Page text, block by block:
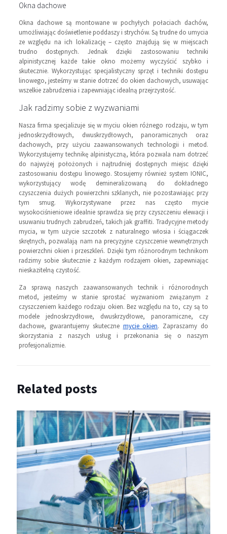
Okna dachowe
Okna dachowe są montowane w pochyłych połaciach dachów,
umożliwiając doświetlenie poddaszy i strychów. Są trudne do umycia
ze względu na ich lokalizację – często znajdują się w miejscach
trudno dostępnych. Jednak dzięki zastosowaniu techniki
alpinistycznej każde takie okno możemy wyczyścić szybko i
skutecznie. Wykorzystując specjalistyczny sprzęt i techniki dostępu
linowego, jesteśmy w stanie dotrzeć do okien dachowych, usuwając
wszelkie zabrudzenia i zapewniając idealną przejrzystość.
Jak radzimy sobie z wyzwaniami
Nasza firma specjalizuje się w myciu okien różnego rodzaju, w tym
jednoskrzydłowych, dwuskrzydłowych, panoramicznych oraz
dachowych, przy użyciu zaawansowanych technologii i metod.
Wykorzystujemy technikę alpinistyczną, która pozwala nam dotrzeć
do najwyżej położonych i najtrudniej dostępnych miejsc dzięki
zastosowaniu dostępu linowego. Stosujemy również system IONIC,
wykorzystujący wodę demineralizowaną do dokładnego
czyszczenia dużych powierzchni szklanych, nie pozostawiając przy
tym smug. Wykorzystywane przez nas często mycie
wysokociśnieniowe idealnie sprawdza się przy czyszczeniu elewacji i
usuwaniu trudnych zabrudzeń, takich jak graffiti. Tradycyjne metody
mycia, w tym użycie szczotek z naturalnego włosia i ściągaczek
skrętnych, pozwalają nam na precyzyjne czyszczenie wewnętrznych
powierzchni okien i przeszkleń. Dzięki tym różnorodnym technikom
radzimy sobie skutecznie z każdym rodzajem okien, zapewniając
nieskazitelną czystość.
Za sprawą naszych zaawansowanych technik i różnorodnych
metod, jesteśmy w stanie sprostać wyzwaniom związanym z
czyszczeniem każdego rodzaju okien. Bez względu na to, czy są to
modele jednoskrzydłowe, dwuskrzydłowe, panoramiczne, czy
dachowe, gwarantujemy skuteczne mycie okien. Zapraszamy do
skorzystania z naszych usług i przekonania się o naszym
profesjonalizmie.
Related posts